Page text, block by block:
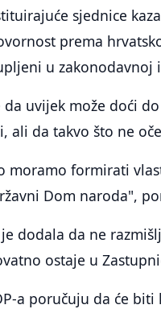
sjednice
prema
u zakonodavnoj
da uvijek može doći
ali da takvo što ne
moramo formirati
Dom naroda",
dodala da ne
ostaje u
a poručuju da će